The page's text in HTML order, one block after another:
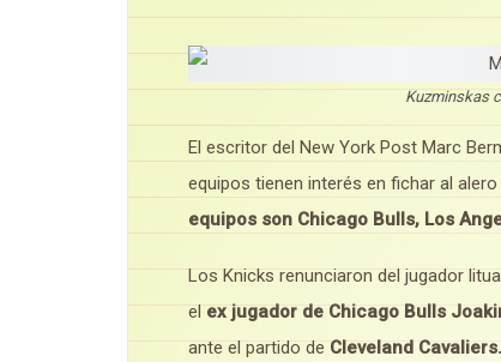
Kuzminskas
El escritor del New York Post Marc
equipos tienen interés en fichar al
equipos son Chicago Bulls, Los
Los Knicks renunciaron del jugador
el ex jugador de Chicago Bulls
ante el partido de Cleveland Cavaliers.